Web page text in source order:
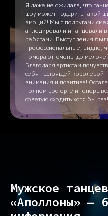
Я даже не ожидала, что
шоу может подарить такой
эмоций! Мы с подругами
аплодировали и танцевали
ребятами. Выступления
профессиональные, видно,
номера отточены до
Благодаря артистам
себя настоящей королевой
внимания и позитива!
полном восторге и теперь
советую сходить хотя бы раз!
Мужское
«Аполлоны» —